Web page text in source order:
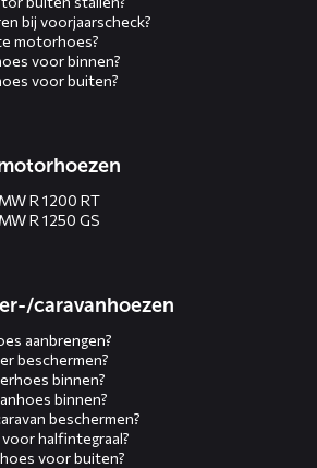
bij voorjaarscheck?
motorhoes?
voor binnen?
voor buiten?
R 1200 RT
R 1250 GS
caravanhoezen
aanbrengen?
beschermen?
binnen?
binnen?
beschermen?
halfintegraal?
voor buiten?